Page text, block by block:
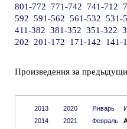
801-772
771-742 741-712
592 591-562 561-532 531-
411-382 381-352 351-322
202
201-172 171-142 141-
Произведения за
2013
2014
2020
2021
Январь
Февраль